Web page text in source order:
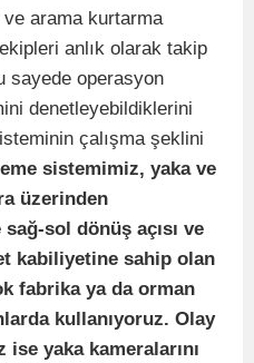
ve arama kurtarma
anlık olarak takip
sayede operasyon
denetleyebildiklerini
çalışma şeklini
sistemimiz, yaka ve
üzerinden
sol dönüş açısı ve
kabiliyetine sahip olan
fabrika ya da orman
kullanıyoruz. Olay
yaka kameralarını